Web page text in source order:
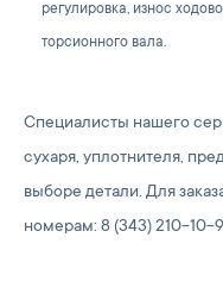
регулировка, износ
торсионного вала.
Специалисты нашего
сухаря, уплотнителя,
выборе детали. Для
номерам: 8 (343) 210-